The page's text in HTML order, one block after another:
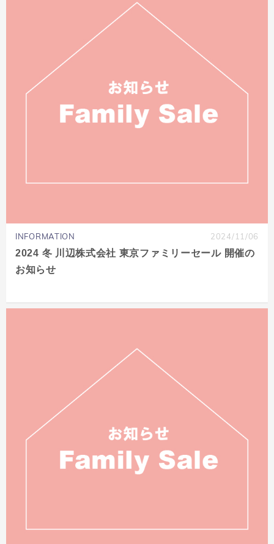
INFORMATION 2024/11/06
2024 冬 川辺株式会社 東京ファミリーセール 開催の
お知らせ